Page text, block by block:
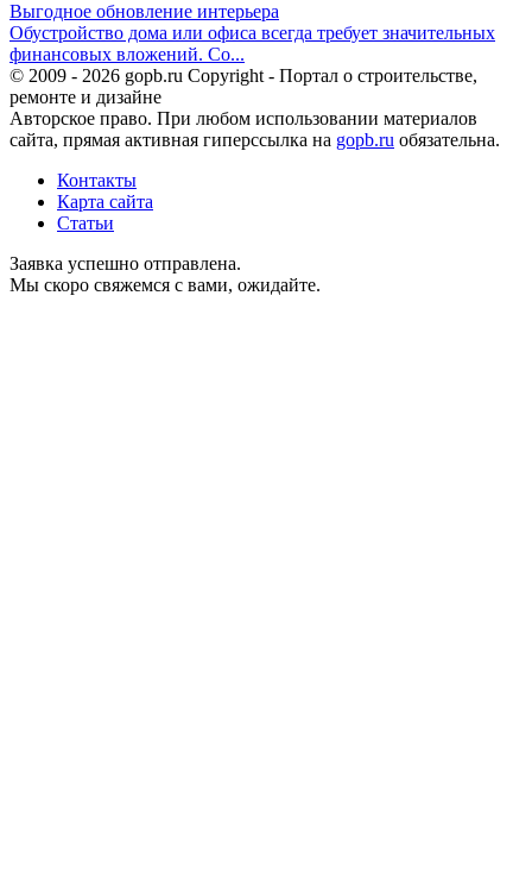
Выгодное обновление интерьера
Обустройство дома или офиса всегда требует значительных
финансовых вложений. Со...
© 2009 - 2026 gopb.ru Copyright - Портал о строительстве,
ремонте и дизайне
Авторское право. При любом использовании материалов
сайта, прямая активная гиперссылка на gopb.ru обязательна.
Контакты
Карта сайта
Статьи
Заявка успешно отправлена.
Мы скоро свяжемся с вами, ожидайте.